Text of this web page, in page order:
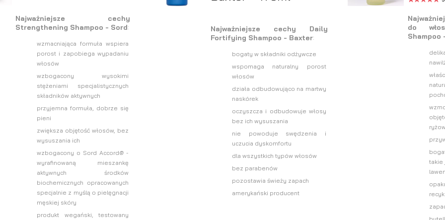
Najważniejsze cechy
Strengthening Shampoo - Sord:
wzmacniająca formuła wspiera
porost i zapobiega wypadaniu
włosów
wzbogacony wysokimi
stężeniami specjalistycznych
składników aktywnych
przyjemna formuła, dobrze się
pieni
zwiększa objętość włosów, bez
wysuszania ich
wzbogacony o Sord Accord® -
wyrafinowaną mieszankę
aktywnych środków
biochemicznych opracowanych
specjalnie z myślą o pielęgnacji
męskiej skóry
produkt wegański, testowany
Najważniejsze cechy Daily
Fortifying Shampoo - Baxter:
bogaty w składniki odżywcze
wspomaga naturalny porost
włosów
działa odbudowująco na martwy
naskórek
oczyszcza i odbudowuje włosy
bez ich wysuszania
nie powoduje swędzenia i
uczucia dyskomfortu
dla wszystkich typów włosów
bez parabenów
pozostawia świeży zapach
amerykański producent
do
Shampoo
takie